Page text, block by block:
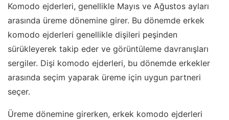
Komodo ejderleri, genellikle Mayıs ve Ağustos ayları
arasında üreme dönemine girer. Bu dönemde erkek
komodo ejderleri genellikle dişileri peşinden
sürükleyerek takip eder ve görüntüleme davranışları
sergiler. Dişi komodo ejderleri, bu dönemde erkekler
arasında seçim yaparak üreme için uygun partneri
seçer.
Üreme dönemine girerken, erkek komodo ejderleri